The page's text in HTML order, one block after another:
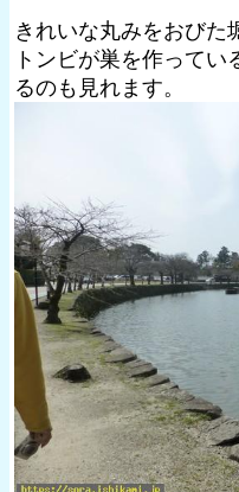
きれいな丸みをおびた
トンビが巣を作って
るのも見れます。